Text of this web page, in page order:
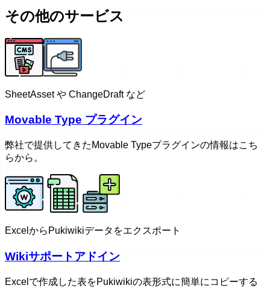
その他のサービス
SheetAsset や ChangeDraft など
Movable Type プラグイン
弊社で提供してきたMovable Typeプラグインの情報はこち
らから。
ExcelからPukiwikiデータをエクスポート
Wikiサポートアドイン
Excelで作成した表をPukiwikiの表形式に簡単にコピーする